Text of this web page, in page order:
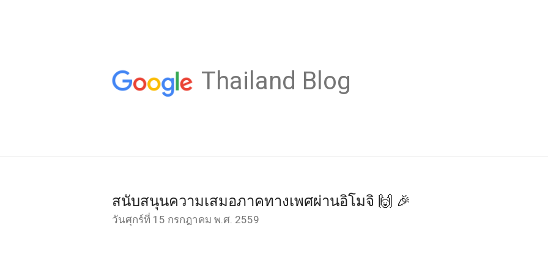
Thailand Blog
สนับสนุนความเสมอภาคทางเพศผ่านอิโมจิ 🙌 🎉
วันศุกร์ที่ 15 กรกฎาคม พ.ศ. 2559